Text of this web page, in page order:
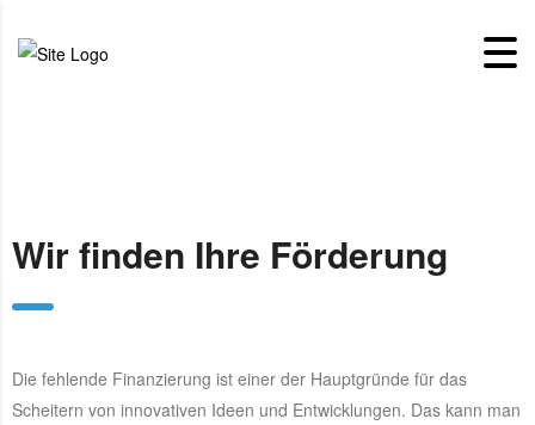
Wir finden Ihre Förderung
Die fehlende Finanzierung ist einer der Hauptgründe für das
Scheitern von innovativen Ideen und Entwicklungen. Das kann man